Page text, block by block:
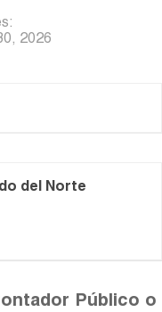
2026
del Norte
Público o